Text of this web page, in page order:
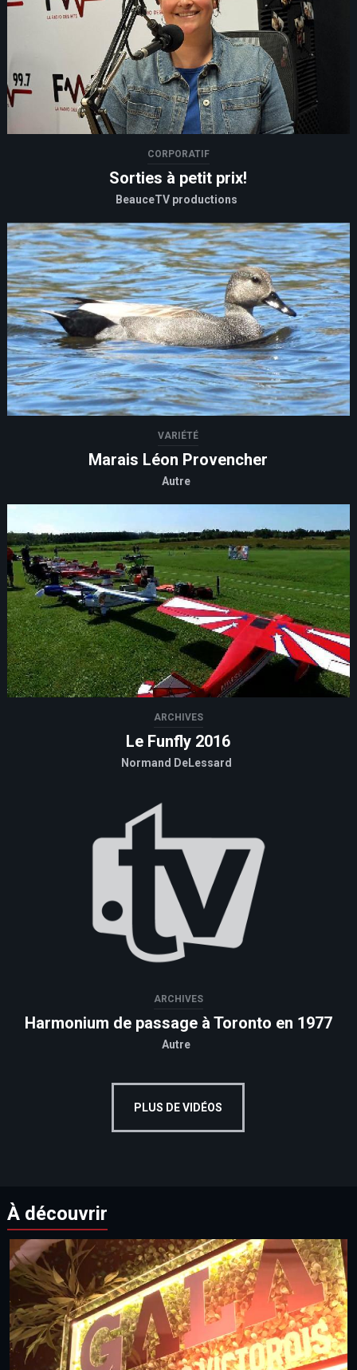
CORPORATIF
Sorties à petit prix!
BeauceTV productions
VARIÉTÉ
Marais Léon Provencher
Autre
ARCHIVES
Le Funfly 2016
Normand DeLessard
ARCHIVES
Harmonium de passage à Toronto en 1977
Autre
PLUS DE VIDÉOS
À découvrir